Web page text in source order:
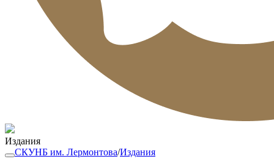
Издания
СКУНБ им. Лермонтова/Издания